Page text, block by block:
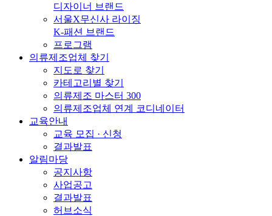
디자이너 브랜드
서울X무신사 라이징
K-패션 브랜드
프로그램
의류제조업체 찾기
지도로 찾기
카테고리별 찾기
의류제조 마스터 300
의류제조업체 연계 코디네이터
교육안내
교육 모집 · 신청
결과발표
알림마당
공지사항
사업공고
결과발표
허브소식